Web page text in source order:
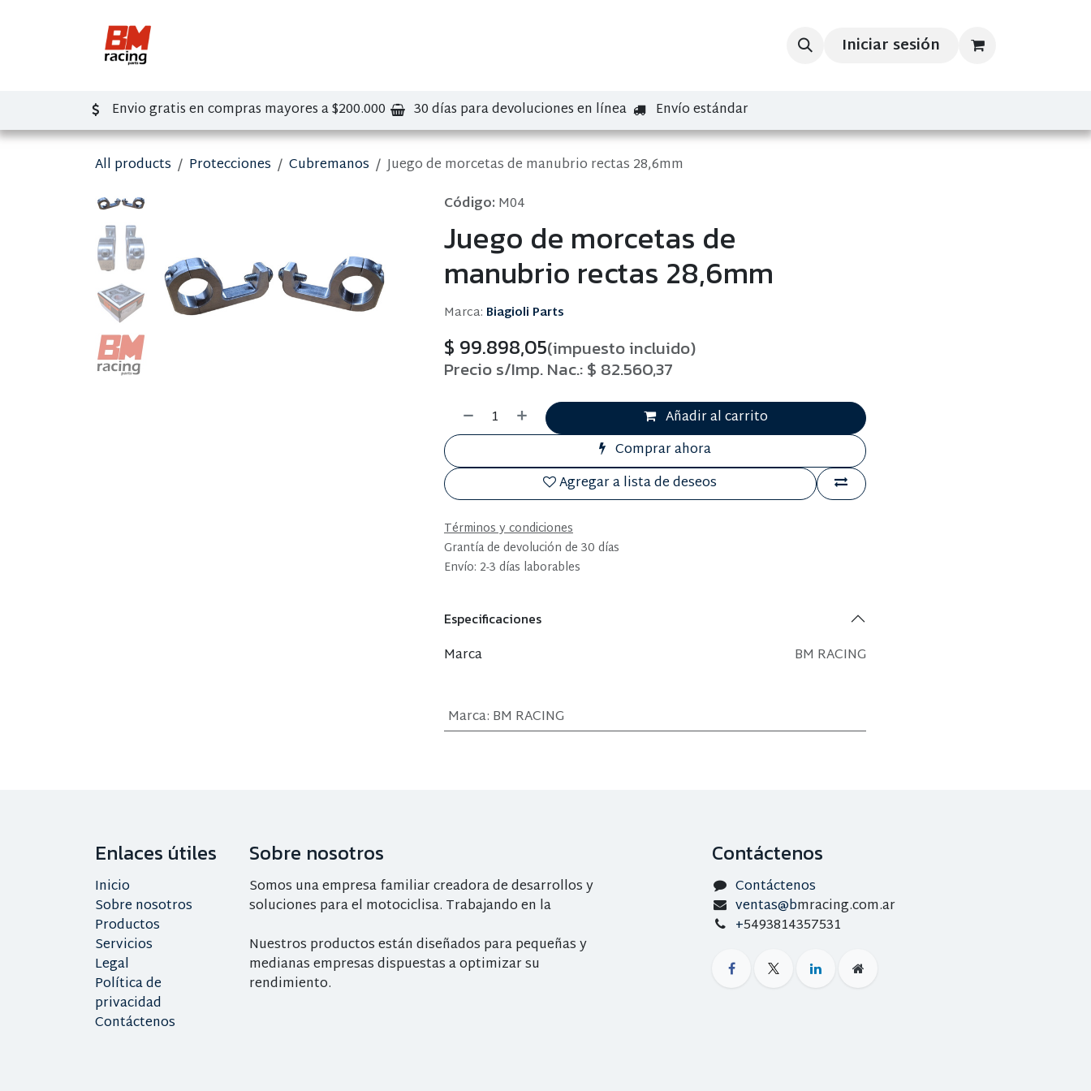
Iniciar sesión
Envio gratis en compras mayores a $200.000 30 días para devoluciones en línea Envío estándar
All products Protecciones Cubremanos
Juego de morcetas de manubrio rectas 28,6mm
Código: M04
Juego de morcetas de
manubrio rectas 28,6mm
Marca: Biagioli Parts
$ 99.898,05(impuesto incluido)
Precio s/Imp. Nac.:$ 82.560,37
Añadir al carrito
Comprar ahora
Agregar a lista de deseos
Términos y condiciones
Grantía de devolución de 30 días
Envío: 2-3 días laborables
Especificaciones
Marca BM RACING
Marca: BM RACING
Enlaces útiles
Inicio
Sobre nosotros
Productos
Servicios
Legal
Política de
privacidad
Contáctenos
Sobre nosotros
Somos una empresa familiar creadora de desarrollos y
soluciones para el motociclisa. Trabajando en la
Nuestros productos están diseñados para pequeñas y
medianas empresas dispuestas a optimizar su
rendimiento.
Contáctenos
Contáctenos
ventas@bmracing.com.ar
+5493814357531